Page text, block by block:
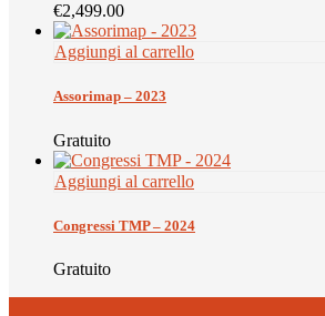
€2,499.00
Aggiungi al carrello
Assorimap – 2023
Gratuito
Aggiungi al carrello
Congressi TMP – 2024
Gratuito